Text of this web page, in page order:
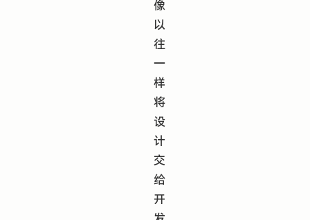
像
以
往
一
样
将
设
计
交
给
开